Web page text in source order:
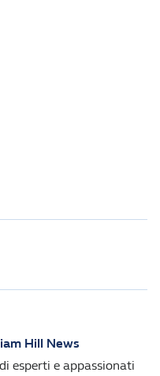
Hill News
esperti e appassionati